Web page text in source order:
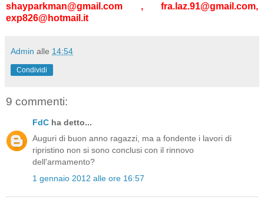
shayparkman@gmail.com , fra.laz.91@gmail.com,
exp826@hotmail.it
Admin alle 14:54
Condividi
9 commenti:
FdC ha detto...
Auguri di buon anno ragazzi, ma a fondente i lavori di
ripristino non si sono conclusi con il rinnovo
dell'armamento?
1 gennaio 2012 alle ore 16:57